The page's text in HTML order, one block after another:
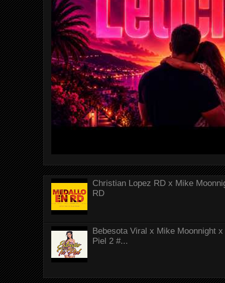
Christian Lopez RD x Mike
RD
Bebesota Viral x Mike Moonnight
Piel 2 #...